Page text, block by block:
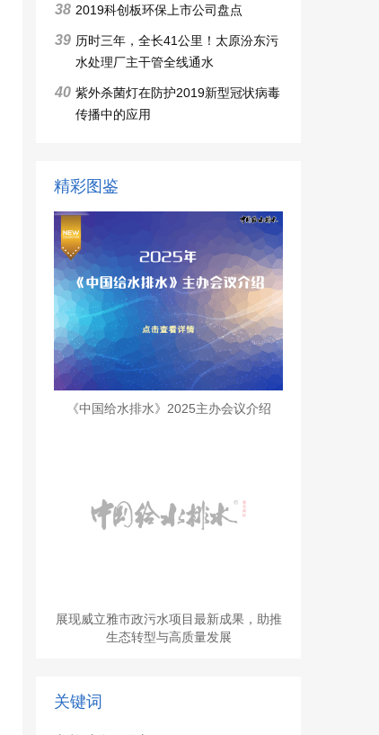
38 2019科创板环保上市公司盘点
39 历时三年，全长41公里！太原汾东污
水处理厂主干管全线通水
40 紫外杀菌灯在防护2019新型冠状病毒
传播中的应用
精彩图鉴
《中国给水排水》2025主办会议介绍
展现威立雅市政污水项目最新成果，助推
生态转型与高质量发展
关键词